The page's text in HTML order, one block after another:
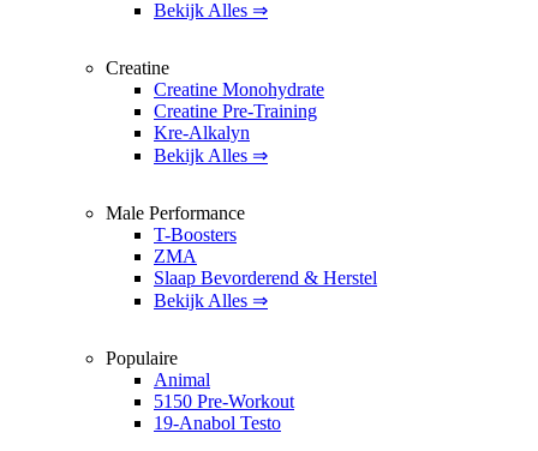
Bekijk Alles ⇒
Creatine
Creatine Monohydrate
Creatine Pre-Training
Kre-Alkalyn
Bekijk Alles ⇒
Male Performance
T-Boosters
ZMA
Slaap Bevorderend & Herstel
Bekijk Alles ⇒
Populaire
Animal
5150 Pre-Workout
19-Anabol Testo